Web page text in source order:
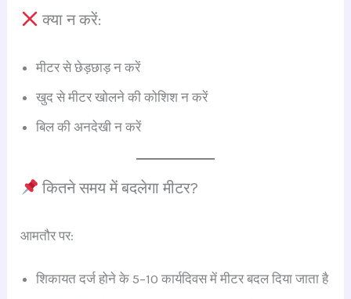
क्या न करें:
मीटर से छेड़छाड़ न करें
खुद से मीटर खोलने की कोशिश न करें
बिल की अनदेखी न करें
कितने समय में बदलेगा मीटर?
आमतौर पर:
शिकायत दर्ज होने के 5–10 कार्यदिवस में मीटर बदल दिया जाता है